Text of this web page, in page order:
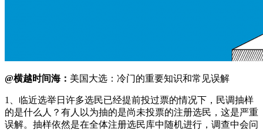
@横越时间海： 美国大选：冷门的重要知识和常见误解
1、临近选举日许多选民已经提前投过票的情况下，民调抽样
的是什么人？有人以为抽的是尚未投票的注册选民，这是严重
误解。抽样依然是在全体注册选民库中随机进行，调查中会问